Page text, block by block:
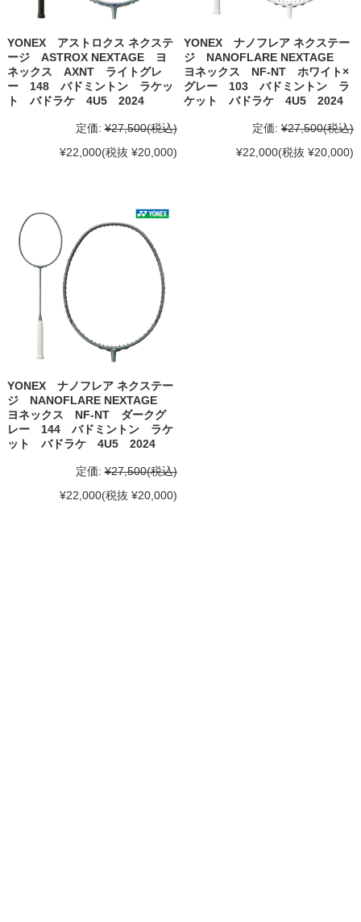
YONEX アストロクス ネクステ
ージ ASTROX NEXTAGE ヨ
ネックス AXNT ライトグレ
ー 148 バドミントン ラケッ
ト バドラケ 4U5 2024
定価: ¥27,500(税込)
¥22,000(税抜 ¥20,000)
YONEX ナノフレア ネクステー
ジ NANOFLARE NEXTAGE
ヨネックス NF-NT ホワイト×
グレー 103 バドミントン ラ
ケット バドラケ 4U5 2024
定価: ¥27,500(税込)
¥22,000(税抜 ¥20,000)
YONEX ナノフレア ネクステー
ジ NANOFLARE NEXTAGE
ヨネックス NF-NT ダークグ
レー 144 バドミントン ラケ
ット バドラケ 4U5 2024
定価: ¥27,500(税込)
¥22,000(税抜 ¥20,000)